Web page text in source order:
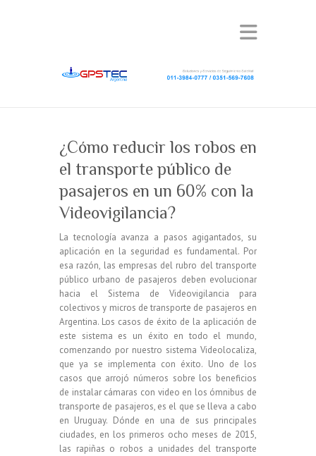
¿Cómo reducir los robos en
el transporte público de
pasajeros en un 60% con la
Videovigilancia?
La tecnología avanza a pasos agigantados, su
aplicación en la seguridad es fundamental. Por
esa razón, las empresas del rubro del transporte
público urbano de pasajeros deben evolucionar
hacia el Sistema de Videovigilancia para
colectivos y micros de transporte de pasajeros en
Argentina. Los casos de éxito de la aplicación de
este sistema es un éxito en todo el mundo,
comenzando por nuestro sistema Videolocaliza,
que ya se implementa con éxito. Uno de los
casos que arrojó números sobre los beneficios
de instalar cámaras con video en los ómnibus de
transporte de pasajeros, es el que se lleva a cabo
en Uruguay. Dónde en una de sus principales
ciudades, en los primeros ocho meses de 2015,
las rapiñas o robos a unidades del transporte